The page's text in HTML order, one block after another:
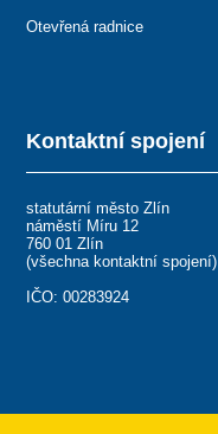
Kontaktní spojení
statutární město Zlín
náměstí Míru 12
760 01 Zlín
(všechna kontaktní spojení)
IČO: 00283924
Otevřená radnice